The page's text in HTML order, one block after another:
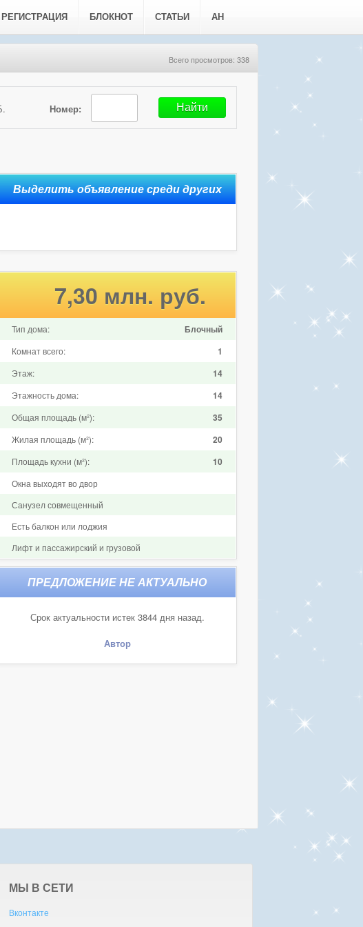
БЛОКНОТ СТАТЬИ АН
Всего просмотров: 338
Номер:
7,30 млн. руб.
Тип дома: Блочный
Комнат всего: 1
Этаж: 14
Этажность дома: 14
Общая площадь (м²): 35
Жилая площадь (м²): 20
Площадь кухни (м²): 10
Окна выходят во двор
Санузел совмещенный
Есть балкон или лоджия
Лифт и пассажирский и грузовой
Срок актуальности истек 3844 дня назад.
Автор
МЫ В СЕТИ
Вконтакте